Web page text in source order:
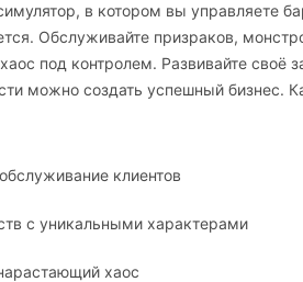
в котором вы управляете
Обслуживайте призраков,
под контролем. Развивайте своё
можно создать успешный бизнес.
клиентов
с уникальными характерами
хаос